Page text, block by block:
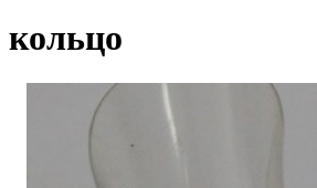
кольцо